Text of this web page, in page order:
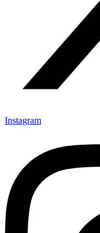
Instagram